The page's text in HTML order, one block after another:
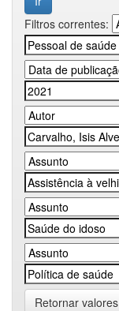
Filtros correntes:
Retornar valores